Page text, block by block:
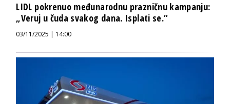
LIDL pokrenuo međunarodnu prazničnu kampanju:
„Veruj u čuda svakog dana. Isplati se.“
03/11/2025 | 14:00